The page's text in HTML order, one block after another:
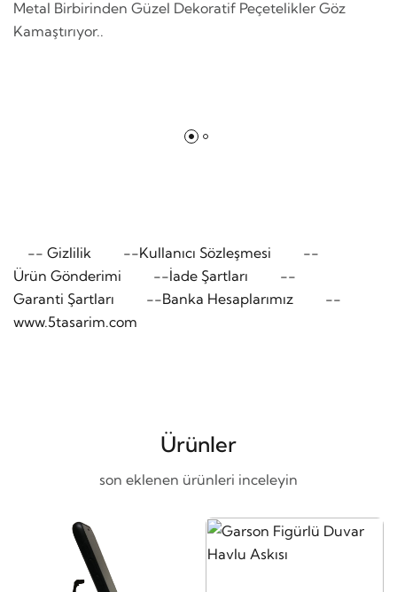
Metal Birbirinden Güzel Dekoratif Peçetelikler Göz
Kamaştırıyor..
-- Gizlilik --Kullanıcı Sözleşmesi --
Ürün Gönderimi --İade Şartları --
Garanti Şartları --Banka Hesaplarımız --
www.5tasarim.com
Ürünler
son eklenen ürünleri inceleyin